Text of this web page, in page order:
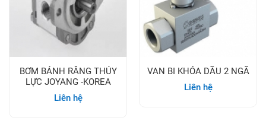
BƠM BÁNH RĂNG THỦY
LỰC JOYANG -KOREA
Liên hệ
VAN BI KHÓA DẦU 2 NGÃ
Liên hệ